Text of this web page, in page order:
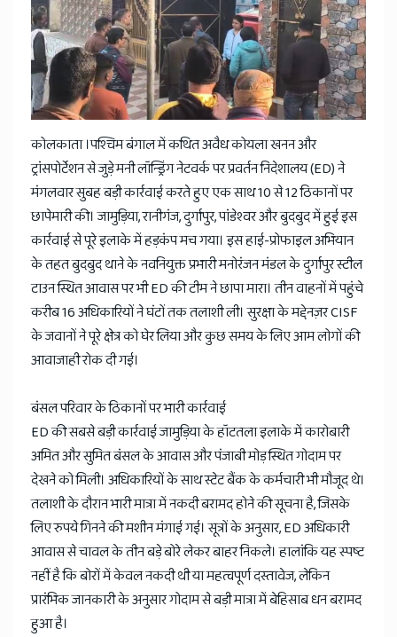
कोलकाता ।पश्चिम बंगाल में कथित अवैध कोयला खनन और
ट्रांसपोर्टेशन से जुड़े मनी लॉन्ड्रिंग नेटवर्क पर प्रवर्तन निदेशालय (ED) ने
मंगलवार सुबह बड़ी कार्रवाई करते हुए एक साथ 10 से 12 ठिकानों पर
छापेमारी की। जामुड़िया, रानीगंज, दुर्गापुर, पांडेश्वर और बुदबुद में हुई इस
कार्रवाई से पूरे इलाके में हड़कंप मच गया। इस हाई-प्रोफाइल अभियान
के तहत बुदबुद थाने के नवनियुक्त प्रभारी मनोरंजन मंडल के दुर्गापुर स्टील
टाउन स्थित आवास पर भी ED की टीम ने छापा मारा। तीन वाहनों में पहुंचे
करीब 16 अधिकारियों ने घंटों तक तलाशी ली। सुरक्षा के मद्देनज़र CISF
के जवानों ने पूरे क्षेत्र को घेर लिया और कुछ समय के लिए आम लोगों की
आवाजाही रोक दी गई।
बंसल परिवार के ठिकानों पर भारी कार्रवाई
ED की सबसे बड़ी कार्रवाई जामुड़िया के हॉटतला इलाके में कारोबारी
अमित और सुमित बंसल के आवास और पंजाबी मोड़ स्थित गोदाम पर
देखने को मिली। अधिकारियों के साथ स्टेट बैंक के कर्मचारी भी मौजूद थे।
तलाशी के दौरान भारी मात्रा में नकदी बरामद होने की सूचना है, जिसके
लिए रुपये गिनने की मशीन मंगाई गई। सूत्रों के अनुसार, ED अधिकारी
आवास से चावल के तीन बड़े बोरे लेकर बाहर निकले। हालांकि यह स्पष्ट
नहीं है कि बोरों में केवल नकदी थी या महत्वपूर्ण दस्तावेज, लेकिन
प्रारंभिक जानकारी के अनुसार गोदाम से बड़ी मात्रा में बेहिसाब धन बरामद
हुआ है।